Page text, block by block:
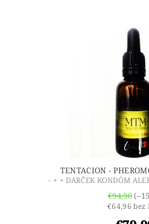
TENTACION -
- + + DARČEK KONDÓM
€94,90
€64,96 bez